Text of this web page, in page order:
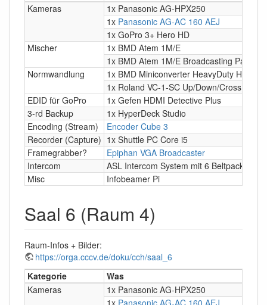
Kameras
1x Panasonic AG-HPX250
1x Panasonic AG-AC 160 AEJ
1x GoPro 3+ Hero HD
Mischer
1x BMD Atem 1M/E
1x BMD Atem 1M/E Broadcasting Panel
Normwandlung
1x BMD Miniconverter HeavyDuty HDMI
1x Roland VC-1-SC Up/Down/Cross Scaler
EDID für GoPro
1x Gefen HDMI Detective Plus
3-rd Backup
1x HyperDeck Studio
Encoding (Stream)
Encoder Cube 3
Recorder (Capture) 1x Shuttle PC Core i5
Framegrabber?
Epiphan VGA Broadcaster
Intercom
ASL Intercom System mit 6 Beltpacks &
Misc
Infobeamer Pi
Saal 6 (Raum 4)
Raum-Infos + Bilder:
https://orga.cccv.de/doku/cch/saal_6
Kategorie
Was
Kameras
1x Panasonic AG-HPX250
1x Panasonic AG-AC 160 AEJ